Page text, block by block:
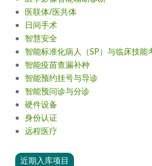
医联体/医共体
日间手术
智慧安全
智能标准化病人（SP）与临床技能
智能疫苗查漏补种
智能预约挂号与导诊
智能预问诊与分诊
硬件设备
身份认证
远程医疗
近期入库项目